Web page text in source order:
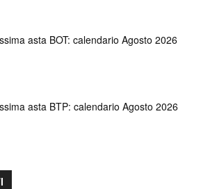
asta BOT: calendario Agosto 2026
asta BTP: calendario Agosto 2026